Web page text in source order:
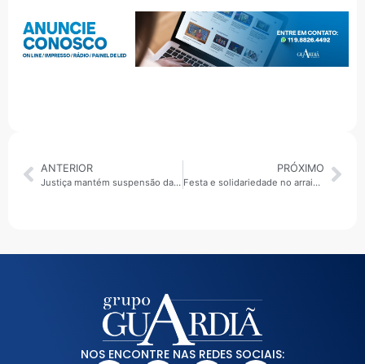
ANTERIOR
Justiça mantém suspensão da “Times Square paulistana” e impõe novo freio ao Boulevard São João
PRÓXIMO
Festa e solidariedade no arraial junino de Santo André
NOS ENCONTRE NAS REDES SOCIAIS: